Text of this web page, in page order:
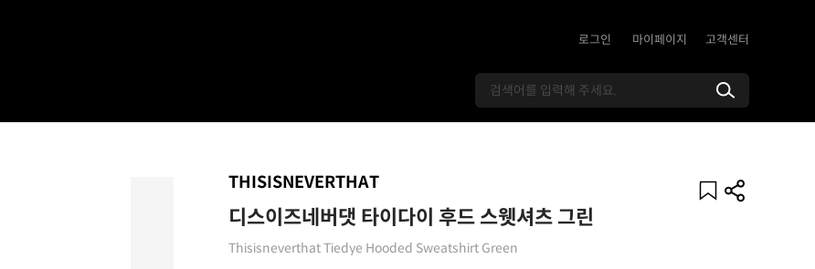
로그인 마이페이지 고객센터
THISISNEVERTHAT
디스이즈네버댓 타이다이 후드 스웻셔츠 그린
Thisisneverthat Tiedye Hooded Sweatshirt Green